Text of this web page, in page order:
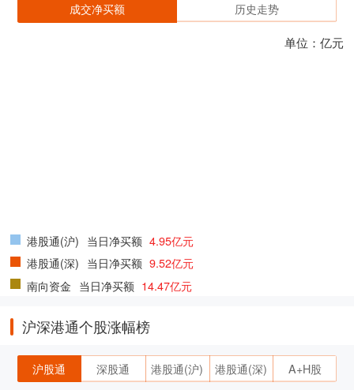
成交净买额 历史走势
单位：亿元
港股通(沪) 当日净买额 4.95亿元
港股通(深) 当日净买额 9.52亿元
南向资金 当日净买额 14.47亿元
沪深港通个股涨幅榜
沪股通 深股通 港股通(沪) 港股通(深) A+H股